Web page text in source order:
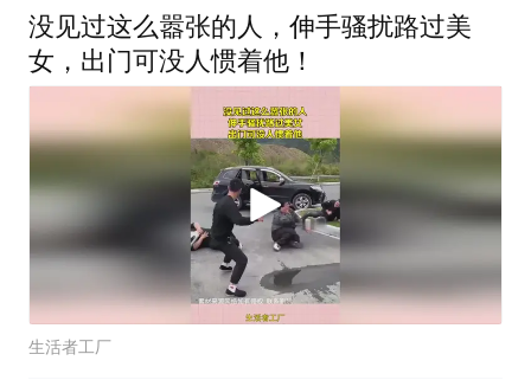
没见过这么嚣张的人，伸手骚扰路过美
女，出门可没人惯着他！
生活者工厂